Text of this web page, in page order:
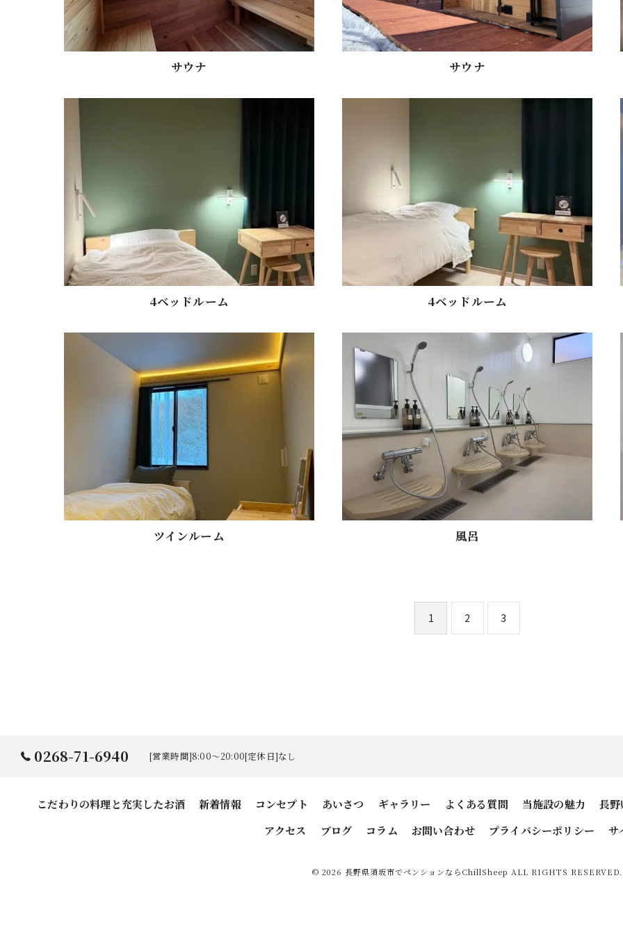
サウナ サウナ
4ベッドルーム 4ベッドルーム
ツインルーム 風呂
1 2 3
0268-71-6940 [営業時間]8:00～20:00[定休日]なし
こだわりの料理と充実したお酒 新着情報 コンセプト あいさつ ギャラリー よくある質問 当施設の魅力
長
アクセス
ブログ コラム お問い合わせ プライバシーポリシー サ
© 2026 長野県須坂市でペンションならChillSheep ALL RIGHTS RESERVED.